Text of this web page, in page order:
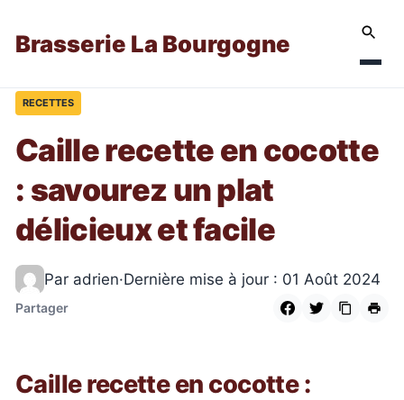
Brasserie La Bourgogne
RECETTES
Caille recette en cocotte
: savourez un plat
délicieux et facile
Par adrien·Dernière mise à jour : 01 Août 2024
Partager
Caille recette en cocotte :